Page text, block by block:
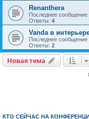
Renanthera
Последнее сообщение
Ответы: 4
Vanda в
Последнее сообщение
Ответы: 2
Новая тема
КТО СЕЙЧАС НА